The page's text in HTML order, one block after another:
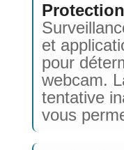
et
pour
webcam.
tentative
vous